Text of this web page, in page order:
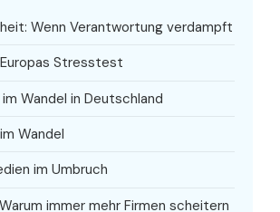
Wenn Verantwortung verdampft
Stresstest
Wandel in Deutschland
Wandel
im Umbruch
immer mehr Firmen scheitern